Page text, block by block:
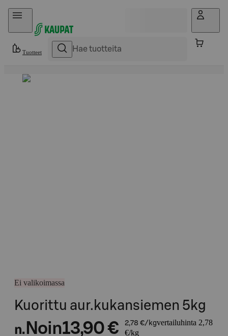
Hyppää sisältöön
Tuotteet
Ei valikoimassa
Kuorittu aur.kukansiemen 5kg
n. Noin13,90 € 2,78 €/kgvertailuhinta 2,78
€/kg